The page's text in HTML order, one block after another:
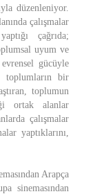
düzenleniyor.
çalışmalar
çağrıda;
uyum ve
gücüyle
toplumların bir
toplumun
ortak alanlar
çalışmalar
yaptıklarını,
Arapça
sinemasından